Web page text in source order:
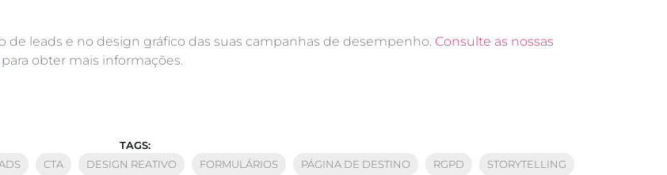
de leads e no design gráfico das suas campanhas de desempenho. Consulte as nossas
para obter mais informações.
TAGS:
CTA DESIGN REATIVO FORMULÁRIOS PÁGINA DE DESTINO RGPD STORYTELLING